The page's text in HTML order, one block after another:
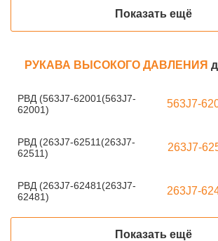
Показать ещё
РУКАВА ВЫСОКОГО ДАВЛЕНИЯ
РВД (563J7-62001(563J7-
62001)
563J7-
РВД (263J7-62511(263J7-
62511)
263J7-
РВД (263J7-62481(263J7-
62481)
263J7-
Показать ещё